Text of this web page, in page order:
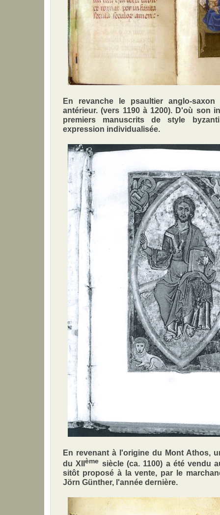
En revanche le psaultier anglo-
antérieur. (vers 1190 à 1200). D'où son
premiers manuscrits de style
expression individualisée.
En revenant à l'origine du Mont Athos,
du XIIème siècle (ca. 1100) a été vendu
sitôt proposé à la vente, par le
Jörn Günther, l'année dernière.